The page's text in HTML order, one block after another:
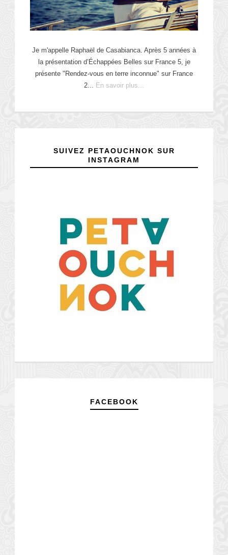
Je m'appelle Raphaël de Casabianca. Après 5 années à
la présentation d’Échappées Belles sur France 5, je
présente "Rendez-vous en terre inconnue" sur France
2...
En savoir plus...
SUIVEZ PETAOUCHNOK SUR
INSTAGRAM
FACEBOOK